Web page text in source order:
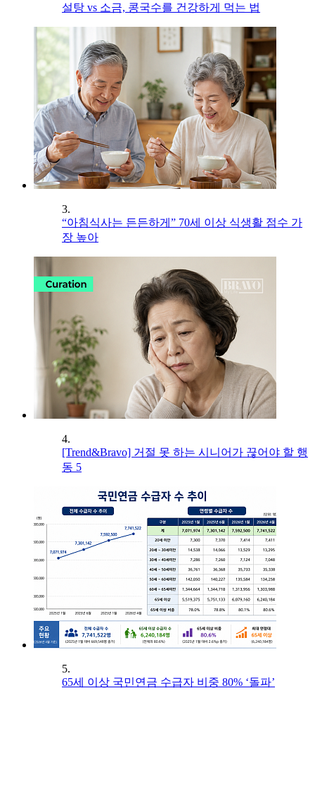
설탕 vs 소금, 콩국수를 건강하게 먹는 법
3.
“아침식사는 든든하게” 70세 이상 식생활 점수 가
장 높아
4.
[Trend&Bravo] 거절 못 하는 시니어가 끊어야 할 행
동 5
5.
65세 이상 국민연금 수급자 비중 80% ‘돌파’